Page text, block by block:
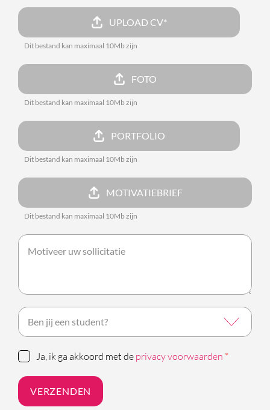
UPLOAD CV*
Dit bestand kan maximaal 10Mb zijn
FOTO
Dit bestand kan maximaal 10Mb zijn
PORTFOLIO
Dit bestand kan maximaal 10Mb zijn
MOTIVATIEBRIEF
Dit bestand kan maximaal 10Mb zijn
Ja, ik ga akkoord met de privacy voorwaarden *
VERZENDEN